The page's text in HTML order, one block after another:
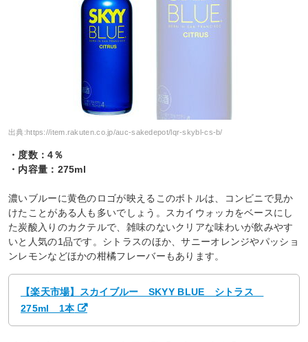
出典: https://item.rakuten.co.jp/auc-sakedepot/lqr-skybl-cs-b/
・度数：4％
・内容量：275ml
濃いブルーに黄色のロゴが映えるこのボトルは、コンビニで見か
けたことがある人も多いでしょう。スカイウォッカをベースにし
た炭酸入りのカクテルで、雑味のないクリアな味わいが飲みやす
いと人気の1品です。シトラスのほか、サニーオレンジやパッショ
ンレモンなどほかの柑橘フレーバーもあります。
【楽天市場】スカイブルー SKYY BLUE シトラス
275ml 1本